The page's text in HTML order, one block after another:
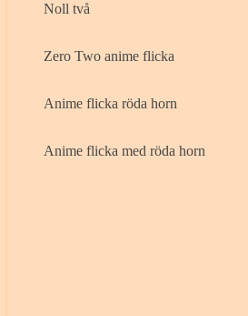
Noll två
Zero Two anime flicka
Anime flicka röda horn
Anime flicka med röda horn